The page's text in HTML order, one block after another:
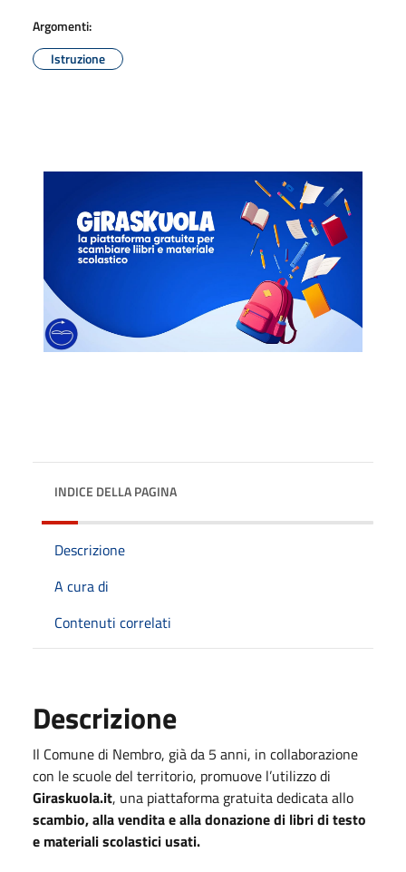
Argomenti:
Istruzione
INDICE DELLA PAGINA
Descrizione
A cura di
Contenuti correlati
Descrizione
Il Comune di Nembro, già da 5 anni, in collaborazione
con le scuole del territorio, promuove l’utilizzo di
Giraskuola.it, una piattaforma gratuita dedicata allo
scambio, alla vendita e alla donazione di libri di testo
e materiali scolastici usati.